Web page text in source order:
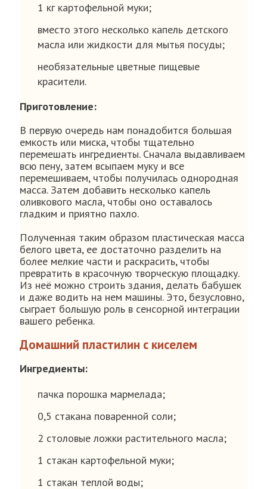
1 кг картофельной муки;
вместо этого несколько капель детского
масла или жидкости для мытья посуды;
необязательные цветные пищевые
красители.
Приготовление:
В первую очередь нам понадобится большая
емкость или миска, чтобы тщательно
перемешать ингредиенты. Сначала выдавливаем
всю пену, затем всыпаем муку и все
перемешиваем, чтобы получилась однородная
масса. Затем добавить несколько капель
оливкового масла, чтобы оно оставалось
гладким и приятно пахло.
Полученная таким образом пластическая масса
белого цвета, ее достаточно разделить на
более мелкие части и раскрасить, чтобы
превратить в красочную творческую площадку.
Из неё можно строить здания, делать бабушек
и даже водить на нем машины. Это, безусловно,
сыграет большую роль в сенсорной интеграции
вашего ребенка.
Домашний пластилин с киселем
Ингредиенты:
пачка порошка мармелада;
0,5 стакана поваренной соли;
2 столовые ложки растительного масла;
1 стакан картофельной муки;
1 стакан теплой воды;